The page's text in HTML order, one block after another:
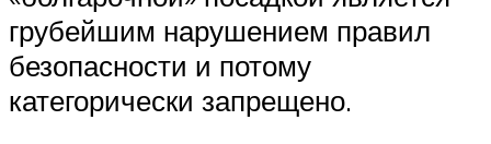
грубейшим нарушением правил
безопасности и потому
категорически запрещено.